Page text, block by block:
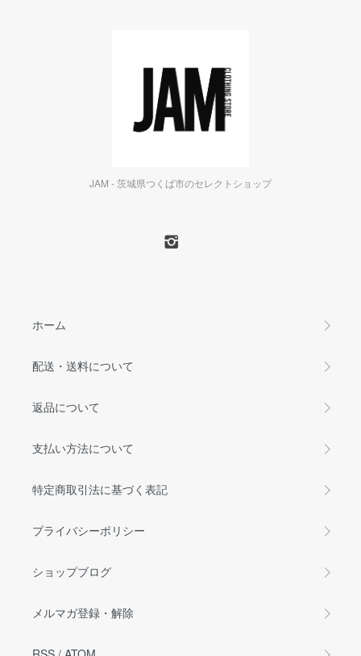
JAM - 茨城県つくば市のセレクトショップ
ホーム
配送・送料について
返品について
支払い方法について
特定商取引法に基づく表記
プライバシーポリシー
ショップブログ
メルマガ登録・解除